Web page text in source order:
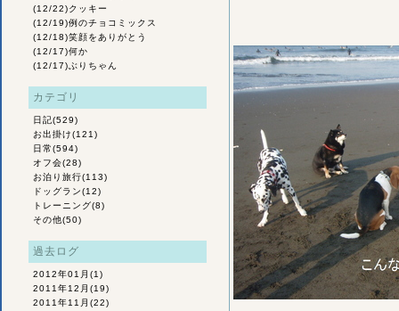
(12/22)クッキー
(12/19)例のチョコミックス
(12/18)笑顔をありがとう
(12/17)何か
(12/17) ぶりちゃん
カテゴリ
日記(529)
お出掛け(121)
日常(594)
オフ会(28)
お泊り旅行(113)
ドッグラン(12)
トレーニング(8)
その他(50)
過去ログ
2012年01月 (1)
2011年12月 (19)
2011年11月 (22)